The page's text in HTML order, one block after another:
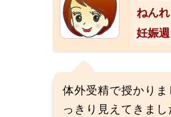
ねん
妊娠週
体外受精で授かり
っきり見えてきま